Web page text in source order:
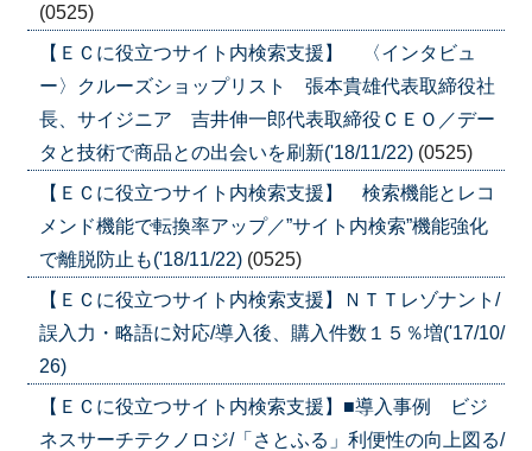
(0525)
【ＥＣに役立つサイト内検索支援】 〈インタビュ
ー〉クルーズショップリスト 張本貴雄代表取締役社
長、サイジニア 吉井伸一郎代表取締役ＣＥＯ／デー
タと技術で商品との出会いを刷新('18/11/22) (0525)
【ＥＣに役立つサイト内検索支援】 検索機能とレコ
メンド機能で転換率アップ／”サイト内検索”機能強化
で離脱防止も('18/11/22) (0525)
【ＥＣに役立つサイト内検索支援】ＮＴＴレゾナント/
誤入力・略語に対応/導入後、購入件数１５％増('17/10/
26)
【ＥＣに役立つサイト内検索支援】■導入事例 ビジ
ネスサーチテクノロジ/「さとふる」利便性の向上図る/